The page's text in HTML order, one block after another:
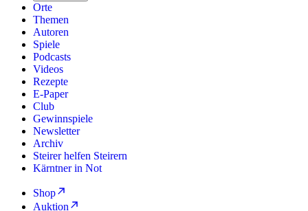
Orte
Themen
Autoren
Spiele
Podcasts
Videos
Rezepte
E-Paper
Club
Gewinnspiele
Newsletter
Archiv
Steirer helfen Steirern
Kärntner in Not
Shop
Auktion